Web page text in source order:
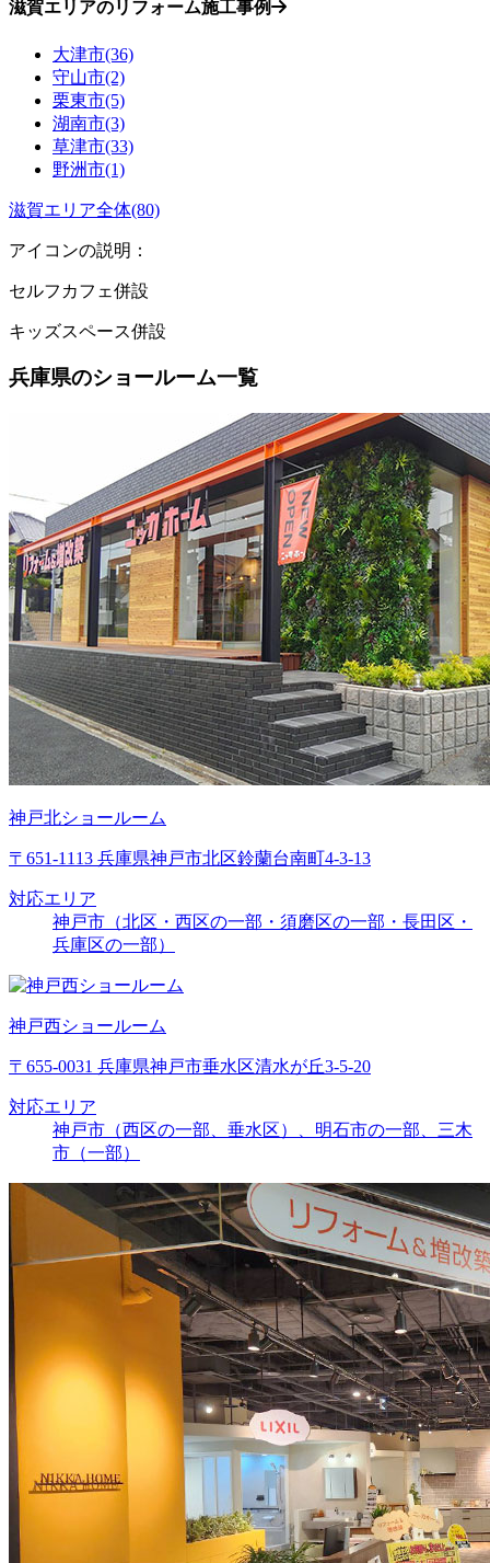
滋賀エリアのリフォーム施工事例
大津市(36)
守山市(2)
栗東市(5)
湖南市(3)
草津市(33)
野洲市(1)
滋賀エリア全体(80)
アイコンの説明：
セルフカフェ併設
キッズスペース併設
兵庫県のショールーム一覧
神戸北ショールーム
〒651-1113 兵庫県神戸市北区鈴蘭台南町4-3-13
対応エリア
神戸市（北区・西区の一部・須磨区の一部・長田区・
兵庫区の一部）
神戸西ショールーム
〒655-0031 兵庫県神戸市垂水区清水が丘3-5-20
対応エリア
神戸市（西区の一部、垂水区）、明石市の一部、三木
市（一部）